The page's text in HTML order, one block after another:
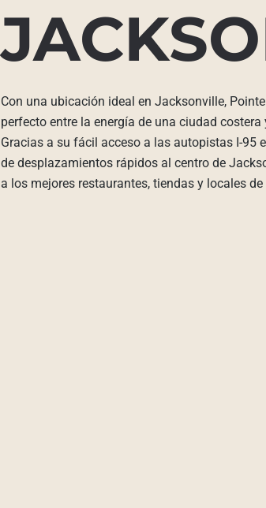
Con una ubicación ideal en Jacksonville,
perfecto entre la energía de una ciudad
Gracias a su fácil acceso a las autopistas I-95
de desplazamientos rápidos al centro de
a los mejores restaurantes, tiendas y locales